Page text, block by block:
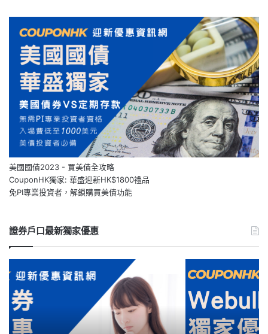
美國國債2023 - 買美債全攻略
CouponHK獨家: 華盛迎新HK$1800禮品
免PI專業投資者，解鎖購買美債功能
證券戶口最新獨家優惠
微
牛
開
泰
開
惠